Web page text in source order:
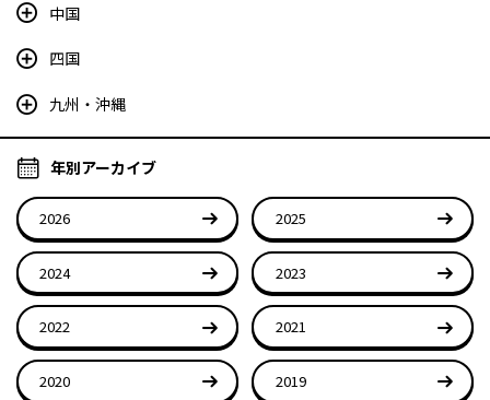
中国
四国
九州・沖縄
年別アーカイブ
2026 2025
2024 2023
2022 2021
2020 2019